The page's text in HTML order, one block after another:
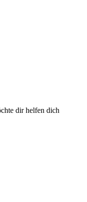
dir helfen dich